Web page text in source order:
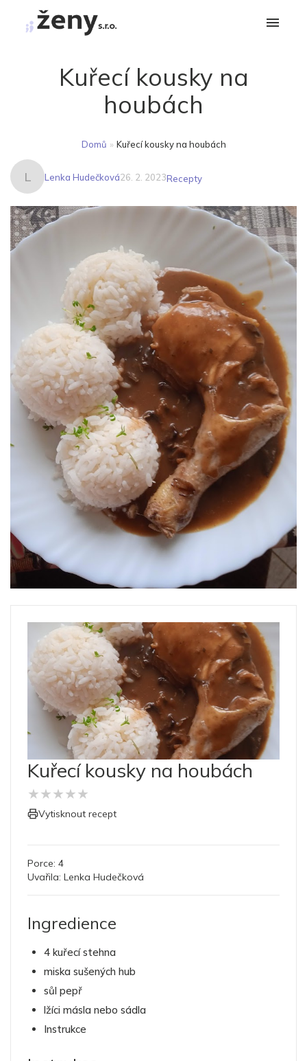
Kuřecí kousky na
houbách
Domů » Kuřecí kousky na houbách
L Lenka Hudečková26. 2. 2023Recepty
Kuřecí kousky na houbách
★★★★★
Vytisknout recept
Porce: 4
Uvařila: Lenka Hudečková
Ingredience
4 kuřecí stehna
miska sušených hub
sůl pepř
lžíci másla nebo sádla
Instrukce